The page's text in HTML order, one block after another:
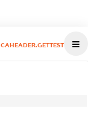
CAHEADER.GETTEST